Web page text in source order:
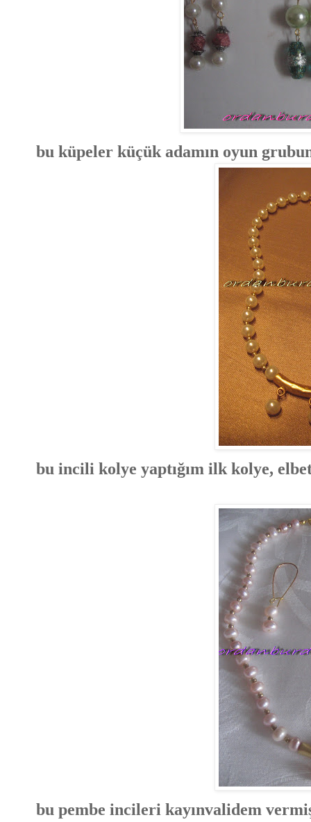
bu küpeler küçük adamın oyun
bu incili kolye yaptığım ilk kolye,
bu pembe incileri kayınvalidem